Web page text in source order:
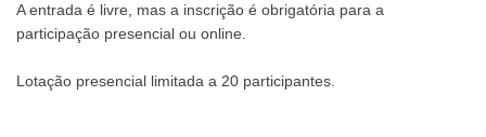
A entrada é livre, mas a inscrição é obrigatória para a
participação presencial ou online.
Lotação presencial limitada a 20 participantes.